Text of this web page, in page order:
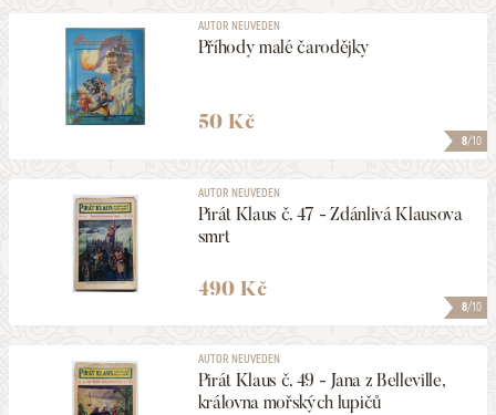
8/10
AUTOR NEUVEDEN
Příhody malé čarodějky
50 Kč
8/10
AUTOR NEUVEDEN
Pirát Klaus č. 47 - Zdánlivá Klausova
smrt
490 Kč
AUTOR NEUVEDEN
Pirát Klaus č. 49 - Jana z Belleville,
královna mořských lupičů